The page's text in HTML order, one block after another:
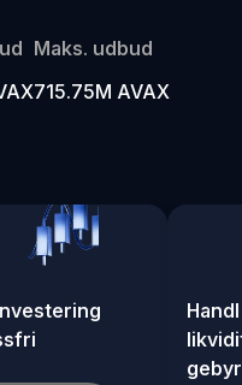
Maks. udbud
715.75M AVAX